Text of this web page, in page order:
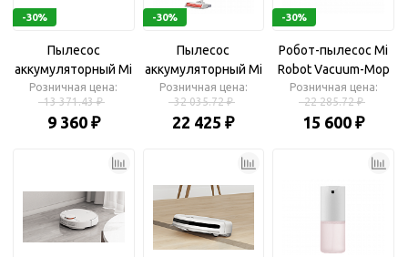
-30%
Пылесос
аккумуляторный Mi
Handheld Vacuum
Cleaner Light
Розничная цена:
13 371.43 ₽
9 360 ₽
-30%
Пылесос
аккумуляторный Mi
Handheld Vacuum
Cleaner Pro(G10)
Розничная цена:
32 035.72 ₽
22 425 ₽
-30%
Робот-пылесос Mi
Robot Vacuum-Mop
Essential
Розничная цена:
22 285.72 ₽
15 600 ₽